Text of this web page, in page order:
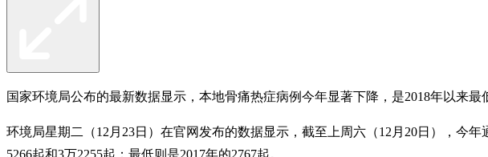
国家环境局公布的最新数据显示，本地骨痛热症病例今年显著下降，是2018年以来最
环境局星期二（12月23日）在官网发布的数据显示，截至上周六（12月20日），今
5266起和3万2255起；最低则是2017年的2767起。